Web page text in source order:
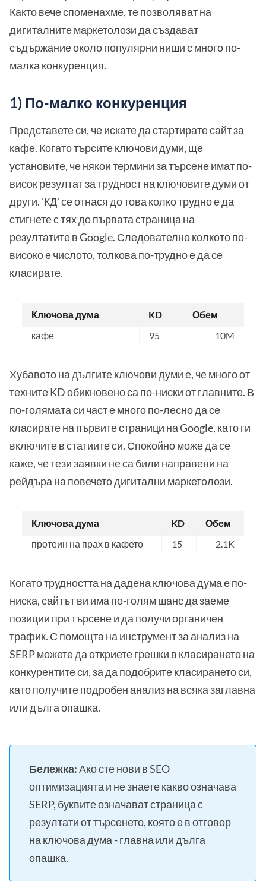
Както вече споменахме, те позволяват на
дигиталните маркетолози да създават
съдържание около популярни ниши с много по-
малка конкуренция.
1) По-малко конкуренция
Представете си, че искате да стартирате сайт за
кафе. Когато търсите ключови думи, ще
установите, че някои термини за търсене имат по-
висок резултат за трудност на ключовите думи от
други. 'КД' се отнася до това колко трудно е да
стигнете с тях до първата страница на
резултатите в Google. Следователно колкото по-
високо е числото, толкова по-трудно е да се
класирате.
Ключова дума KD
Обем
кафе
95 10M
Хубавото на дългите ключови думи е, че много от
техните KD обикновено са по-ниски от главните. В
по-голямата си част е много по-лесно да се
класирате на първите страници на Google, като ги
включите в статиите си. Спокойно може да се
каже, че тези заявки не са били направени на
рейдъра на повечето дигитални маркетолози.
Ключова дума KD
Обем
протеин на прах в кафето
15 2.1K
Когато трудността на дадена ключова дума е по-
ниска, сайтът ви има по-голям шанс да заеме
позиции при търсене и да получи органичен
трафик. С помощта на инструмент за анализ на
SERPможете да откриете грешки в класирането на
конкурентите си, за да подобрите класирането си,
като получите подробен анализ на всяка заглавна
или дълга опашка.
Бележка:Ако сте нови в SEO
оптимизацията и не знаете какво означава
SERP, буквите означават страница с
резултати от търсенето, която е в отговор
на ключова дума - главна или дълга
опашка.